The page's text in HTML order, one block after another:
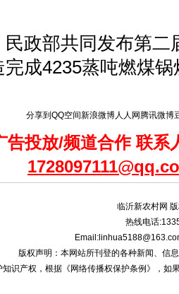
政部共同发布第二
完成4235蒸吨燃煤
分享到 QQ空间新浪微博人人网 腾讯微博
投放/频道合作 联系
临沂新农村网
热线电话
版权声明：本网站所刊登的各种新闻、信
识产权，根据《网络传播权保护条例》，如